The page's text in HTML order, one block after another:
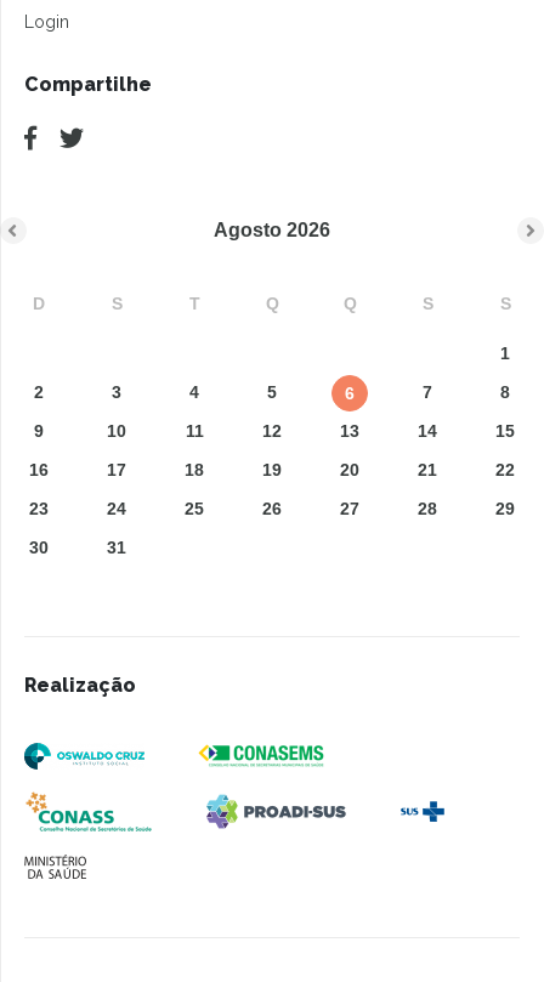
Login
Compartilhe
Agosto 2026
D S T Q Q S S
1
2
3 4 5 6 7
8
9
10 11 12 13 14
15
16
17 18 19 20 21
22
23
24 25 26 27 28
29
30
31
Realização